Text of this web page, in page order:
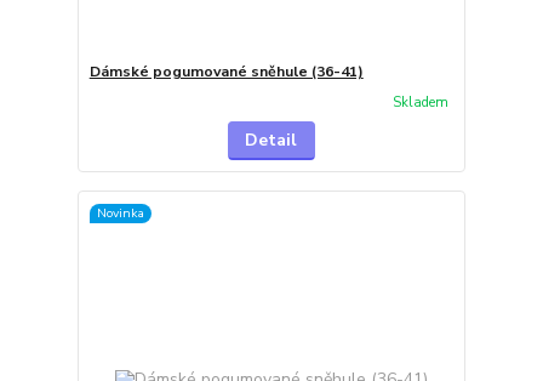
Dámské pogumované sněhule (36-41)
Skladem
Detail
Novinka